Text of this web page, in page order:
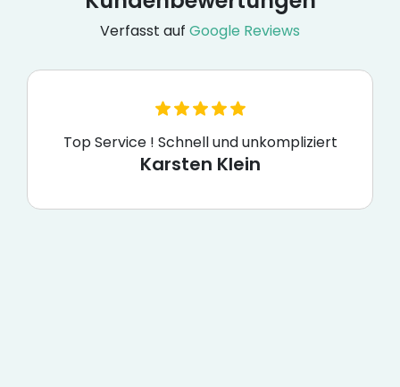
Verfasst auf Google Reviews
Top Service ! Schnell und unkompliziert
Karsten Klein